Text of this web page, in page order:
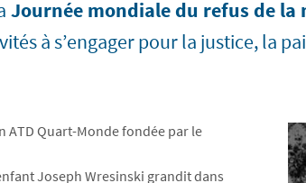
Journée mondiale du refus de la
à s’engager pour la justice, la
ATD Quart-Monde fondée par le
Joseph Wresinski grandit dans